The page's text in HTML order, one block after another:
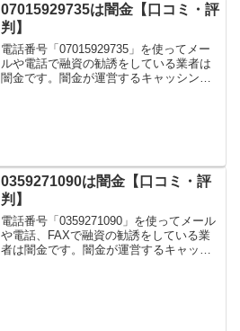
07015929735は闇金【口コミ・評
判】
電話番号「07015929735」を使ってメー
ルや電話で融資の勧誘をしている業者は
闇金です。闇金が運営するキャッシング
0359271090は闇金【口コミ・評
判】
電話番号「0359271090」を使ってメール
や電話、FAXで融資の勧誘をしている業
者は闇金です。闇金が運営するキャッシ